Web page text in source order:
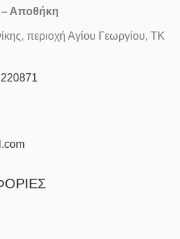
– Αποθήκη
περιοχή Αγίου Γεωργίου, ΤΚ